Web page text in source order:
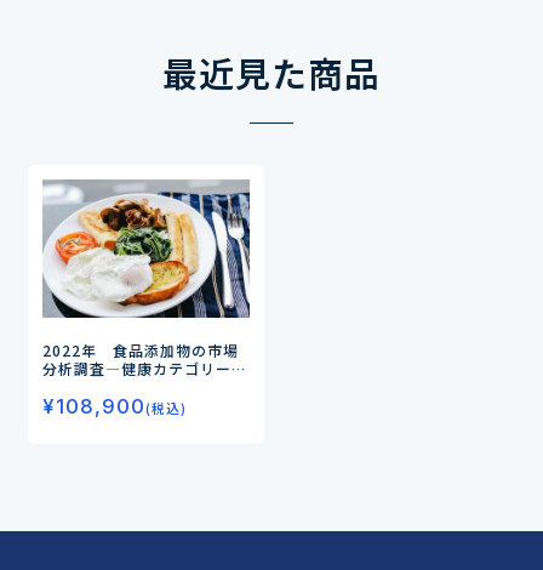
最近見た商品
2022年 食品添加物の市場
分析調査―健康カテゴリーに
各社―
¥108,900(税込)